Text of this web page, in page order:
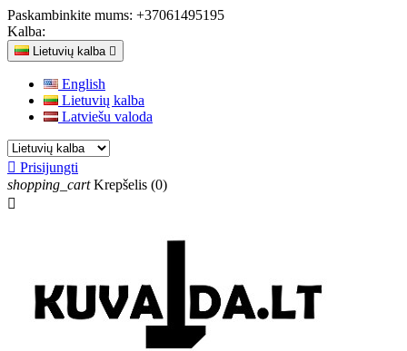
Paskambinkite mums: +37061495195
Kalba:
Lietuvių kalba 
English
Lietuvių kalba
Latviešu valoda
 Prisijungti
shopping_cart Krepšelis (0)
